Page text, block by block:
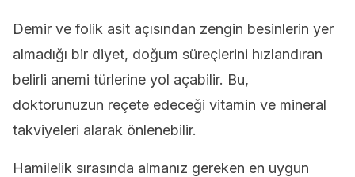
Demir ve folik asit açısından zengin besinlerin yer
almadığı bir diyet, doğum süreçlerini hızlandıran
belirli anemi türlerine yol açabilir. Bu,
doktorunuzun reçete edeceği vitamin ve mineral
takviyeleri alarak önlenebilir.
Hamilelik sırasında almanız gereken en uygun